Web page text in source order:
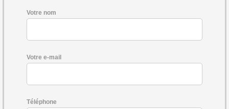
Votre nom
Votre e-mail
Téléphone